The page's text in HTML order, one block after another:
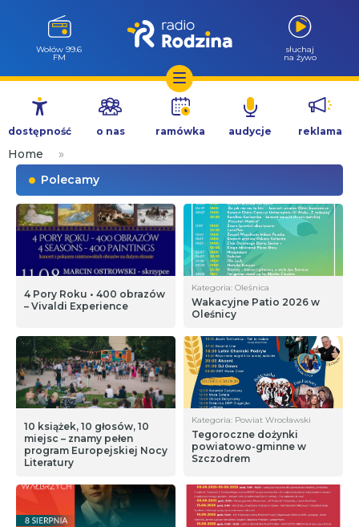
Przejdź
treści
Wołów 99.6
FM
słuchaj
na żywo
dostępność o nas ramówka audycje reklama
Home
»
Polecamy
4 Pory Roku • 400 obrazów
– Vivaldi Experience
Kategoria: Oleśnica
Wakacyjne Patio 2026 w
Oleśnicy
10 książek, 10 głosów, 10
miejsc – znamy pełen
program Europejskiej Nocy
Literatury
Kategoria: Powiat Wrocławski
Tegoroczne dożynki
powiatowo-gminne w
Szczodrem